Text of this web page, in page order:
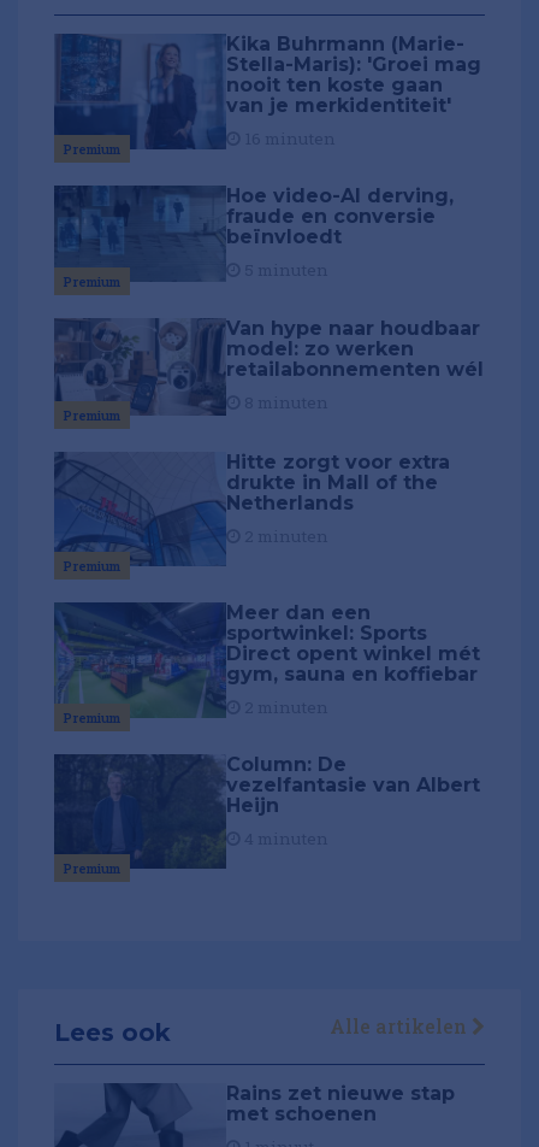
Premium
Kika Buhrmann (Marie-
Stella-Maris): 'Groei mag
nooit ten koste gaan
van je merkidentiteit'
Premium
Hoe video-AI derving,
fraude en conversie
beïnvloedt
Premium
Van hype naar houdbaar
model: zo werken
retailabonnementen wél
Premium
Hitte zorgt voor extra
drukte in Mall of the
Netherlands
Premium
Meer dan een
sportwinkel: Sports
Direct opent winkel mét
gym, sauna en koffiebar
Premium
Column: De
vezelfantasie van Albert
Heijn
Lees ook Alle artikelen
Rains zet nieuwe stap
met schoenen